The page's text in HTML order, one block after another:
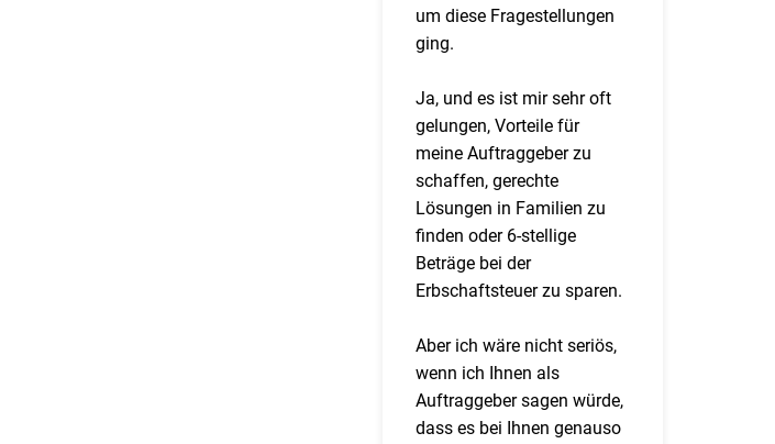
um diese Fragestellungen
ging.
Ja, und es ist mir sehr oft
gelungen, Vorteile für
meine Auftraggeber zu
schaffen, gerechte
Lösungen in Familien zu
finden oder 6-stellige
Beträge bei der
Erbschaftsteuer zu sparen.
Aber ich wäre nicht seriös,
wenn ich Ihnen als
Auftraggeber sagen würde,
dass es bei Ihnen genauso